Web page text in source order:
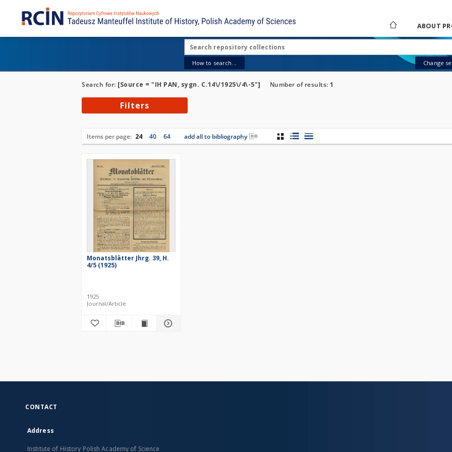
ABOUT
How to search... Change
Search for: [Source = "IH PAN, sygn. C.14\/1925\/4\-5"] Number of results: 1
Filters
Items per page: 24 40 64 add all to bibliography
Monatsblätter Jhrg. 39, H.
4/5 (1925)
1925
Journal/Article
CONTACT
Address
Institute of History Polish Academy of Science